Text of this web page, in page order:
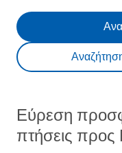
Εύρεση
πτήσεις προς